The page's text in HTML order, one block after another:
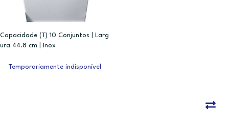
Capacidade (T) 10 Conjuntos | Larg
ura 44.8 cm | Inox
Temporariamente indisponível